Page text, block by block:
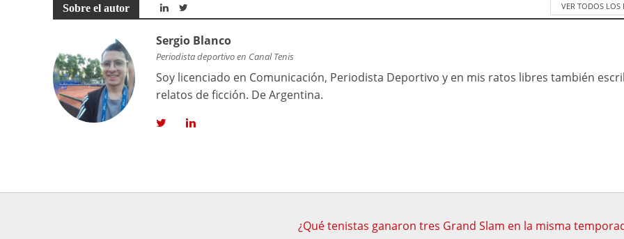
Sobre el autor VER TODOS LOS
Sergio Blanco
Periodista deportivo en Canal Tenis
Soy licenciado en Comunicación, Periodista Deportivo y en mis ratos libres también
relatos de ficción. De Argentina.
¿Qué tenistas ganaron tres Grand Slam en la misma